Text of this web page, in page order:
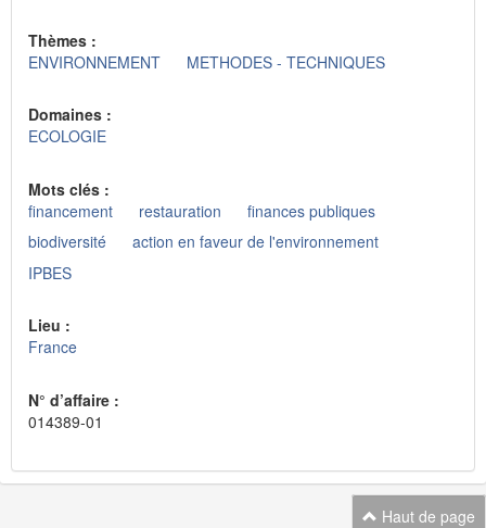
Thèmes :
ENVIRONNEMENT
METHODES - TECHNIQUES
Domaines :
ECOLOGIE
Mots clés :
financement
restauration
finances publiques
biodiversité
action en faveur de l'environnement
IPBES
Lieu :
France
N° d’affaire :
014389-01
Haut de page